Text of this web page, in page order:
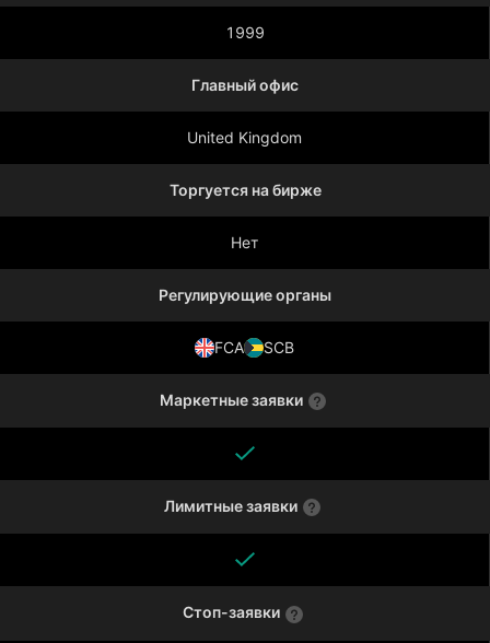
Показать больше
1999
Главный офис
United Kingdom
Торгуется на бирже
Нет
Регулирующие органы
FCA SCB
Маркетные заявки
Лимитные заявки
Стоп-заявки